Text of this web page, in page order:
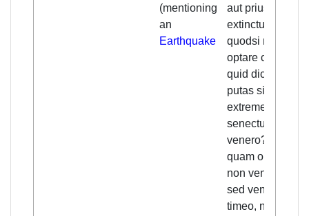
(mentioning
an
Earthquake
aut prius
extinctus forem!
quodsi nunc
optare cogor,
quid dicturum
putas si ad
extremem
senectutem
venero? ad
quam o utinam
non venirem;
sed veniam,
timeo, non ut